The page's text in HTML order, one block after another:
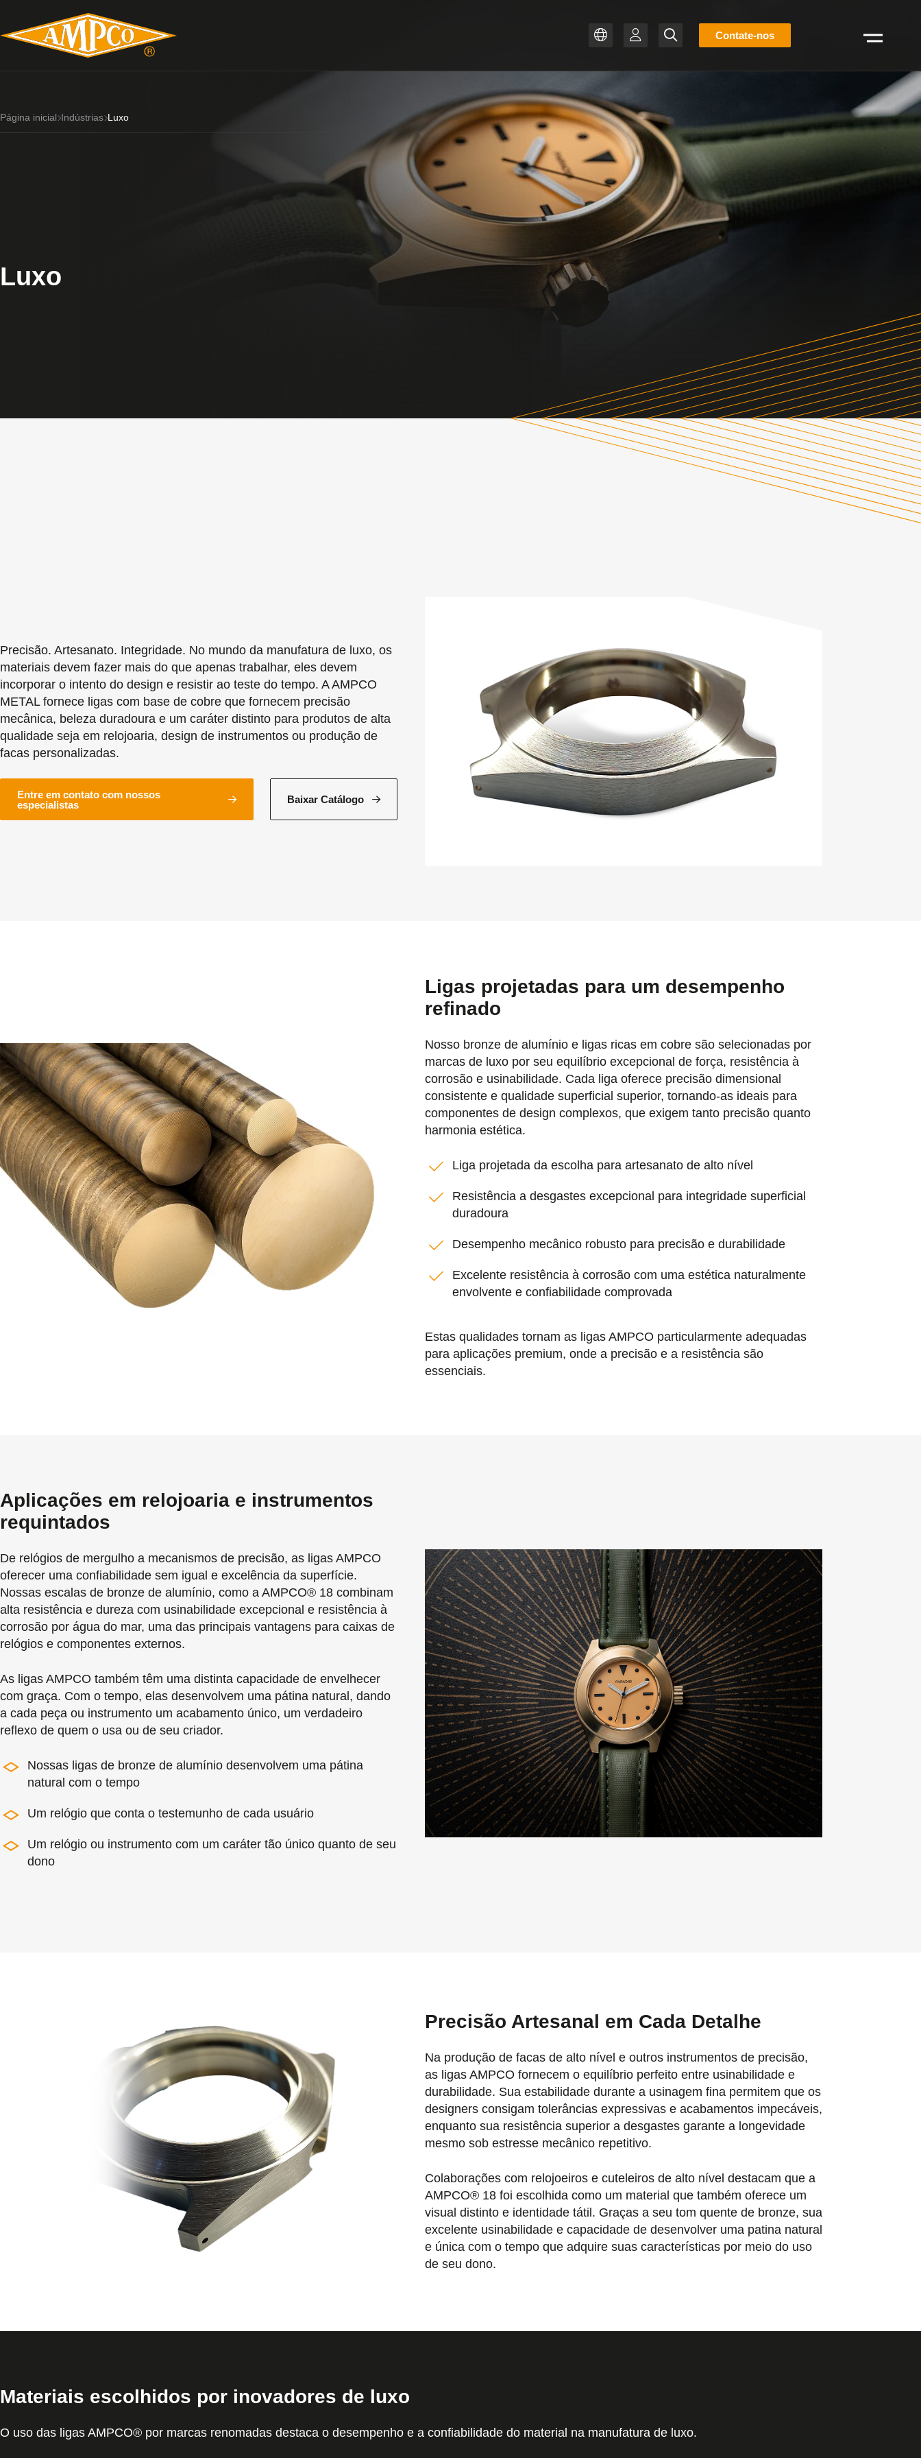
IT
FR
ES
EN
DE
Lista
estoque
Pesquisar
Contate-nos
Página inicial Indústrias Luxo
Luxo
Precisão. Artesanato. Integridade. No mundo da manufatura de luxo, os
materiais devem fazer mais do que apenas trabalhar, eles devem
incorporar o intento do design e resistir ao teste do tempo. A AMPCO
METAL fornece ligas com base de cobre que fornecem precisão
mecânica, beleza duradoura e um caráter distinto para produtos de alta
qualidade seja em relojoaria, design de instrumentos ou produção de
facas personalizadas.
Entre em contato com nossos
especialistas
Baixar Catálogo
Ligas projetadas para um desempenho
refinado
Nosso bronze de alumínio e ligas ricas em cobre são selecionadas por
marcas de luxo por seu equilíbrio excepcional de força, resistência à
corrosão e usinabilidade. Cada liga oferece precisão dimensional
consistente e qualidade superficial superior, tornando-as ideais para
componentes de design complexos, que exigem tanto precisão quanto
harmonia estética.
Liga projetada da escolha para artesanato de alto nível
Resistência a desgastes excepcional para integridade superficial
duradoura
Desempenho mecânico robusto para precisão e durabilidade
Excelente resistência à corrosão com uma estética naturalmente
envolvente e confiabilidade comprovada
Estas qualidades tornam as ligas AMPCO particularmente adequadas
para aplicações premium, onde a precisão e a resistência são
essenciais.
Aplicações em relojoaria e instrumentos
requintados
De relógios de mergulho a mecanismos de precisão, as ligas AMPCO
oferecer uma confiabilidade sem igual e excelência da superfície.
Nossas escalas de bronze de alumínio, como a AMPCO® 18 combinam
alta resistência e dureza com usinabilidade excepcional e resistência à
corrosão por água do mar, uma das principais vantagens para caixas de
relógios e componentes externos.
As ligas AMPCO também têm uma distinta capacidade de envelhecer
com graça. Com o tempo, elas desenvolvem uma pátina natural, dando
a cada peça ou instrumento um acabamento único, um verdadeiro
reflexo de quem o usa ou de seu criador.
Nossas ligas de bronze de alumínio desenvolvem uma pátina
natural com o tempo
Um relógio que conta o testemunho de cada usuário
Um relógio ou instrumento com um caráter tão único quanto de seu
dono
Precisão Artesanal em Cada Detalhe
Na produção de facas de alto nível e outros instrumentos de precisão,
as ligas AMPCO fornecem o equilíbrio perfeito entre usinabilidade e
durabilidade. Sua estabilidade durante a usinagem fina permitem que os
designers consigam tolerâncias expressivas e acabamentos impecáveis,
enquanto sua resistência superior a desgastes garante a longevidade
mesmo sob estresse mecânico repetitivo.
Colaborações com relojoeiros e cuteleiros de alto nível destacam que a
AMPCO® 18 foi escolhida como um material que também oferece um
visual distinto e identidade tátil. Graças a seu tom quente de bronze, sua
excelente usinabilidade e capacidade de desenvolver uma patina natural
e única com o tempo que adquire suas características por meio do uso
de seu dono.
Materiais escolhidos por inovadores de luxo
O uso das ligas AMPCO® por marcas renomadas destaca o desempenho e a confiabilidade do material na manufatura de luxo.